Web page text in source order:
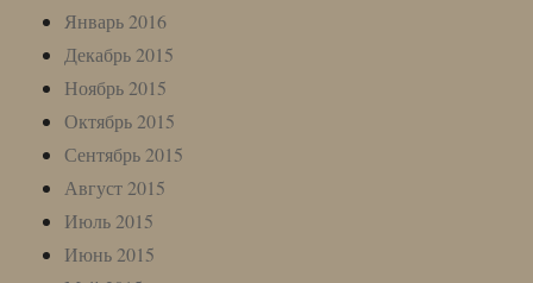
Январь 2016
Декабрь 2015
Ноябрь 2015
Октябрь 2015
Сентябрь 2015
Август 2015
Июль 2015
Июнь 2015